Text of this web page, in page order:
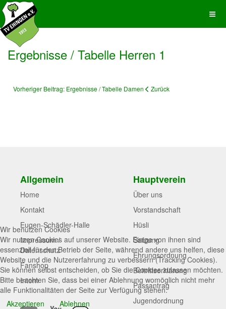
Ergebnisse / Tabelle Herren 1
Vorheriger Beitrag: Ergebnisse / Tabelle Damen Zurück
Allgemein
Home
Kontakt
Eugen-Schädler-Halle
Impressum /
Datenschutz
Fanshop
Intern
Hauptverein
Über uns
Vorstandschaft
Hüsli
Satzung
Ehrungsordnung
Beitrittserklärung
Passantrag
Jugendordnung
Wir benutzen Cookies
Wir nutzen Cookies auf unserer Website. Einige von ihnen sind
essenziell für den Betrieb der Seite, während andere uns helfen, diese
Website und die Nutzererfahrung zu verbessern (Tracking Cookies).
Sie können selbst entscheiden, ob Sie die Cookies zulassen möchten.
Bitte beachten Sie, dass bei einer Ablehnung womöglich nicht mehr
alle Funktionalitäten der Seite zur Verfügung stehen.
Akzeptieren
Ablehnen